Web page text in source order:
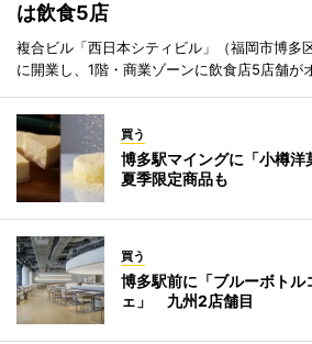
は飲食5店
複合ビル「西日本シティビル」（福岡市博多
に開業し、1階・商業ゾーンに飲食店5店舗が
買う
博多駅マイングに「小樽
夏季限定商品も
買う
博多駅前に「ブルーボトル
ェ」 九州2店舗目